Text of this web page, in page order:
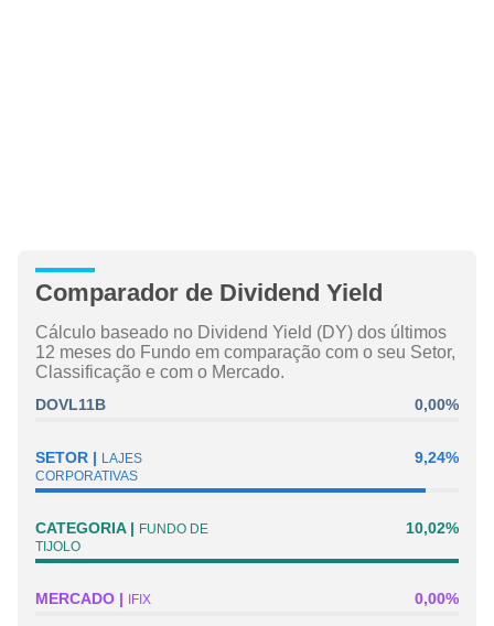
Comparador de Dividend Yield
Cálculo baseado no Dividend Yield (DY) dos últimos
12 meses do Fundo em comparação com o seu Setor,
Classificação e com o Mercado.
DOVL11B 0,00%
SETOR
LAJES
CORPORATIVAS
9,24%
CATEGORIA
FUNDO DE
TIJOLO
10,02%
MERCADO IFIX 0,00%